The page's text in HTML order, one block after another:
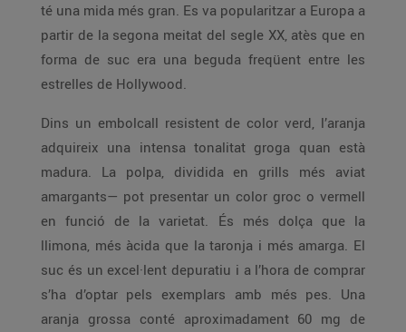
té una mida més gran. Es va popularitzar a Europa a
partir de la segona meitat del segle XX, atès que en
forma de suc era una beguda freqüent entre les
estrelles de Hollywood.
Dins un embolcall resistent de color verd, l’aranja
adquireix una intensa tonalitat groga quan està
madura. La polpa, dividida en grills més aviat
amargants— pot presentar un color groc o vermell
en funció de la varietat. És més dolça que la
llimona, més àcida que la taronja i més amarga. El
suc és un excel·lent depuratiu i a l’hora de comprar
s’ha d’optar pels exemplars amb més pes. Una
aranja grossa conté aproximadament 60 mg de